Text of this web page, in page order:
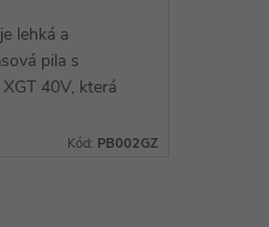
lehká a
pila s
40V, která
jedno nabití
Kód: PB002GZ